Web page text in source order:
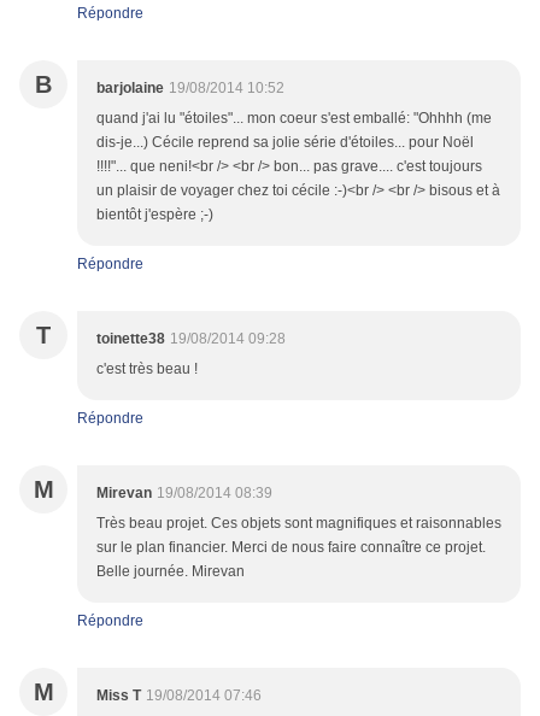
Répondre
B barjolaine 19/08/2014 10:52
quand j'ai lu "étoiles"... mon coeur s'est emballé: "Ohhhh (me
dis-je...) Cécile reprend sa jolie série d'étoiles... pour Noël
!!!!"... que neni!<br /> <br /> bon... pas grave.... c'est toujours
un plaisir de voyager chez toi cécile :-)<br /> <br /> bisous et à
bientôt j'espère ;-)
Répondre
T toinette38 19/08/2014 09:28
c'est très beau !
Répondre
M Mirevan 19/08/2014 08:39
Très beau projet. Ces objets sont magnifiques et raisonnables
sur le plan financier. Merci de nous faire connaître ce projet.
Belle journée. Mirevan
Répondre
M Miss T 19/08/2014 07:46